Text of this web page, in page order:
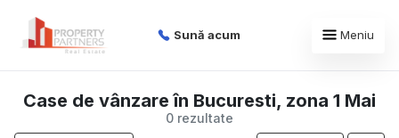
Sună acum Meniu
0 rezultate
Case de vânzare în Bucuresti, zona 1 Mai